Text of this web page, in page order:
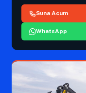
Suna Acum
WhatsApp